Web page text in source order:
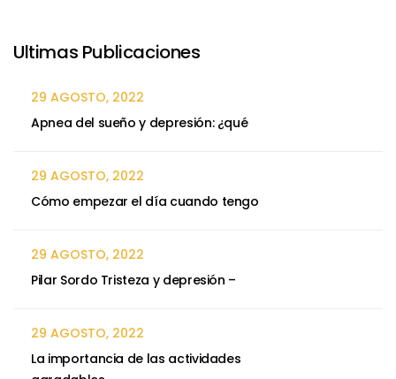
Ultimas Publicaciones
29 AGOSTO, 2022
Apnea del sueño y depresión: ¿qué
29 AGOSTO, 2022
Cómo empezar el día cuando tengo
29 AGOSTO, 2022
Pilar Sordo Tristeza y depresión –
29 AGOSTO, 2022
La importancia de las actividades